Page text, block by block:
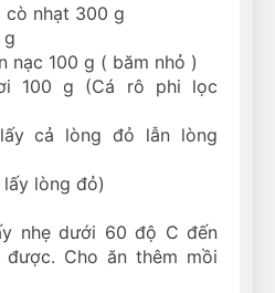
cò nhạt 300 g
g
nạc 100 g ( băm nhỏ )
100 g (Cá rô phi lọc
cả lòng đỏ lẫn lòng
lòng đỏ)
nhẹ dưới 60 độ C đến
Cho ăn thêm mồi